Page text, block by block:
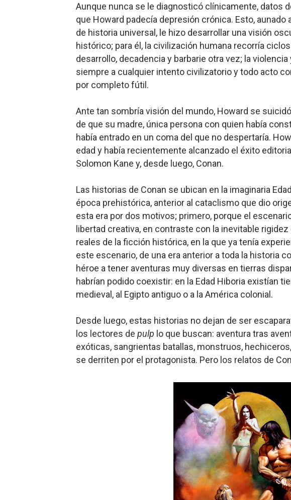
Aunque nunca se le diagnosticó clínicamente, datos
que Howard padecía depresión crónica. Esto,
de historia universal, le hizo desarrollar una visión
histórico; para él, la civilización humana recorría
desarrollo, decadencia y barbarie otra vez; la
siempre a cualquier intento civilizatorio y todo acto
por completo fútil.
Ante tan sombría visión del mundo, Howard se
de que su madre, única persona con quien había
había entrado en un coma del que no despertaría.
edad y había recientemente alcanzado el éxito
Solomon Kane y, desde luego, Conan.
Las historias de Conan se ubican en la imaginaria
época prehistórica, anterior al cataclismo que dio
esta era por dos motivos; primero, porque el
libertad creativa, en contraste con la inevitable
reales de la ficción histórica, en la que ya tenía
este escenario, de una era anterior a toda la historia
héroe a tener aventuras muy diversas en tierras
habrían podido coexistir: en la Edad Hiboria existían
medieval, al Egipto antiguo o a la América colonial.
Desde l uego, estas historias no dejan de ser
los lectores de pulp lo que buscan: aventura tras
exóticas, sangrientas batallas, monstruos,
se derriten por el protagonista. Pero los relatos de